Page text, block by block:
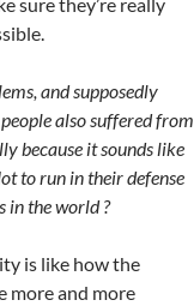
and supposedly
also suffered from
because it sounds like
to run in their defense
in the world ?
is like how the
more and more